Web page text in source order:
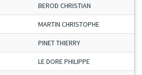
BEROD CHRISTIAN
MARTIN CHRISTOPHE
PINET THIERRY
LE DORE PHILIPPE